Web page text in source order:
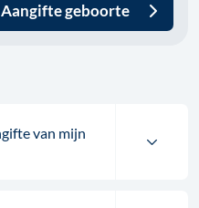
Aangifte geboorte
van mijn